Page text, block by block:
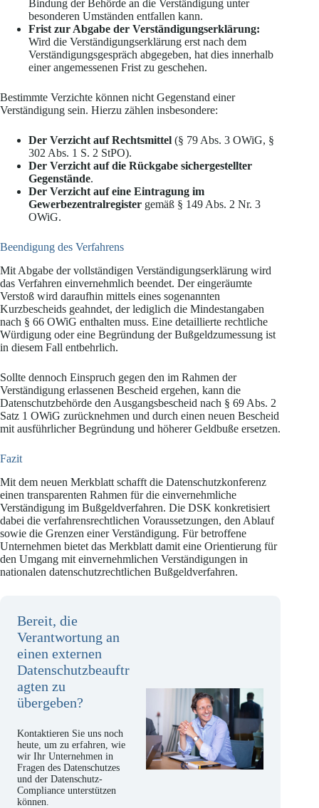
Bindung der Behörde an die Verständigung unter
besonderen Umständen entfallen kann.
Frist zur Abgabe der Verständigungserklärung:
Wird die Verständigungserklärung erst nach dem
Verständigungsgespräch abgegeben, hat dies innerhalb
einer angemessenen Frist zu geschehen.
Bestimmte Verzichte können nicht Gegenstand einer
Verständigung sein. Hierzu zählen insbesondere:
Der Verzicht auf Rechtsmittel (§ 79 Abs. 3 OWiG, §
302 Abs. 1 S. 2 StPO).
Der Verzicht auf die Rückgabe sichergestellter
Gegenstände.
Der Verzicht auf eine Eintragung im
Gewerbezentralregister gemäß § 149 Abs. 2 Nr. 3
OWiG.
Beendigung des Verfahrens
Mit Abgabe der vollständigen Verständigungserklärung wird
das Verfahren einvernehmlich beendet. Der eingeräumte
Verstoß wird daraufhin mittels eines sogenannten
Kurzbescheids geahndet, der lediglich die Mindestangaben
nach § 66 OWiG enthalten muss. Eine detaillierte rechtliche
Würdigung oder eine Begründung der Bußgeldzumessung ist
in diesem Fall entbehrlich.
Sollte dennoch Einspruch gegen den im Rahmen der
Verständigung erlassenen Bescheid ergehen, kann die
Datenschutzbehörde den Ausgangsbescheid nach § 69 Abs. 2
Satz 1 OWiG zurücknehmen und durch einen neuen Bescheid
mit ausführlicher Begründung und höherer Geldbuße ersetzen.
Fazit
Mit dem neuen Merkblatt schafft die Datenschutzkonferenz
einen transparenten Rahmen für die einvernehmliche
Verständigung im Bußgeldverfahren. Die DSK konkretisiert
dabei die verfahrensrechtlichen Voraussetzungen, den Ablauf
sowie die Grenzen einer Verständigung. Für betroffene
Unternehmen bietet das Merkblatt damit eine Orientierung für
den Umgang mit einvernehmlichen Verständigungen in
nationalen datenschutzrechtlichen Bußgeldverfahren.
Bereit, die
Verantwortung an
einen externen
Datenschutzbeauftr
agten zu
übergeben?
Kontaktieren Sie uns noch
heute, um zu erfahren, wie
wir Ihr Unternehmen in
Fragen des Datenschutzes
und der Datenschutz-
Compliance unterstützen
können.